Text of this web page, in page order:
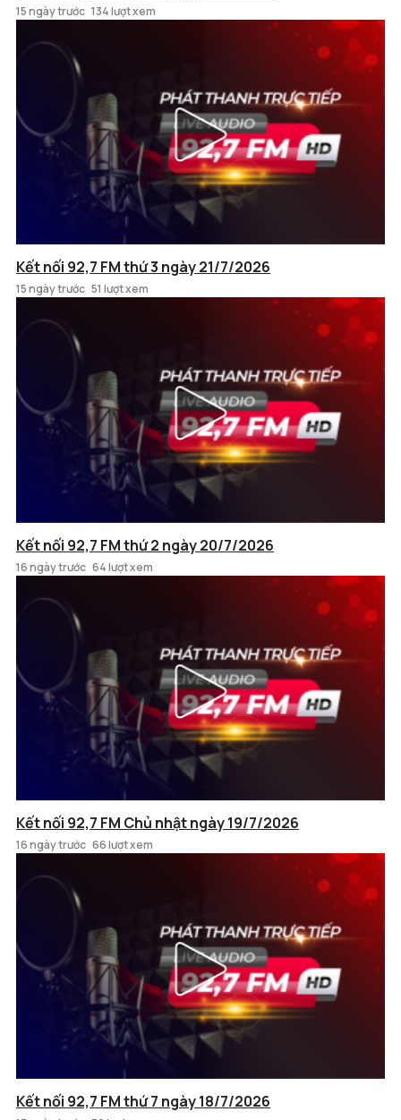
15 ngày trước 134 lượt xem
Kết nối 92,7 FM thứ 3 ngày 21/7/2026
15 ngày trước 51 lượt xem
Kết nối 92,7 FM thứ 2 ngày 20/7/2026
16 ngày trước 64 lượt xem
Kết nối 92,7 FM Chủ nhật ngày 19/7/2026
16 ngày trước 66 lượt xem
Kết nối 92,7 FM thứ 7 ngày 18/7/2026